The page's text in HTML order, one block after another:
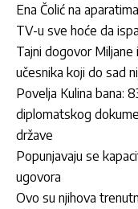
Ena Čolić na
TV-u sve hoće da
Tajni dogovor
učesnika koji do sad
Povelja Kulina bana:
diplomatskog
države
Popunjavaju se
ugovora
Ovo su njihova